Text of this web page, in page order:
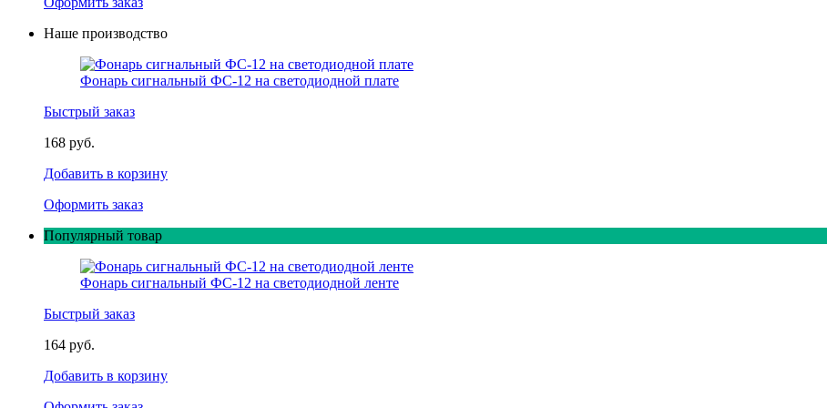
Наше производство
Фонарь сигнальный ФС-12 на светодиодной плате
Быстрый заказ
168 руб.
Добавить в корзину
Оформить заказ
Популярный товар
Фонарь сигнальный ФС-12 на светодиодной ленте
Быстрый заказ
164 руб.
Добавить в корзину